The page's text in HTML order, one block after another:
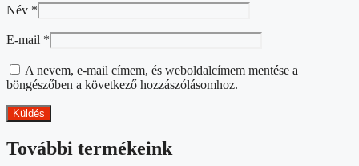
Név *
E-mail *
A nevem, e-mail címem, és weboldalcímem mentése a
böngészőben a következő hozzászólásomhoz.
További termékeink